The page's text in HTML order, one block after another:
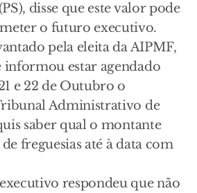
disse que este valor pode
o futuro executivo.
pela eleita da AIPMF,
informou estar agendado
e 22 de Outubro o
Administrativo de
saber qual o montante
freguesias até à data com
respondeu que não